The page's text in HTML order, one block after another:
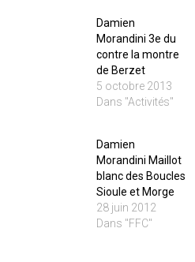
Damien
Morandini 3e du
contre la montre
de Berzet
5 octobre 2013
Dans "Activités"
Damien
Morandini Maillot
blanc des Boucles
Sioule et Morge
28 juin 2012
Dans "FFC"